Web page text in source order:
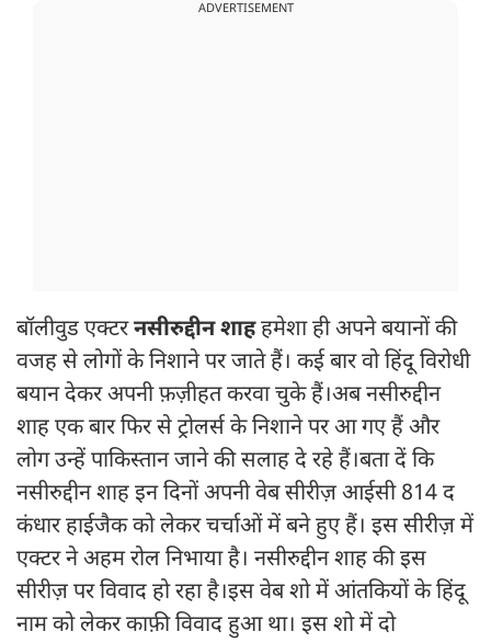
ADVERTISEMENT
बॉलीवुड एक्टरनसीरुद्दीन शाहहमेशा ही अपने बयानों की
वजह से लोगों के निशाने पर जाते हैं। कई बार वो हिंदू विरोधी
बयान देकर अपनी फ़ज़ीहत करवा चुके हैं।अब नसीरुद्दीन
शाह एक बार फिर से ट्रोलर्स के निशाने पर आ गए हैं और
लोग उन्हें पाकिस्तान जाने की सलाह दे रहे हैं।बता दें कि
नसीरुद्दीन शाह इन दिनों अपनी वेब सीरीज़ आईसी 814 द
कंधार हाईजैक को लेकर चर्चाओं में बने हुए हैं। इस सीरीज़ में
एक्टर ने अहम रोल निभाया है। नसीरुद्दीन शाह की इस
सीरीज़ पर विवाद हो रहा है।इस वेब शो में आंतकियों के हिंदू
नाम को लेकर काफ़ी विवाद हुआ था। इस शो में दो